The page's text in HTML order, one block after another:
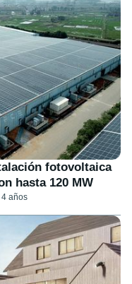
fotovoltaica
hasta 120 MW
4 años